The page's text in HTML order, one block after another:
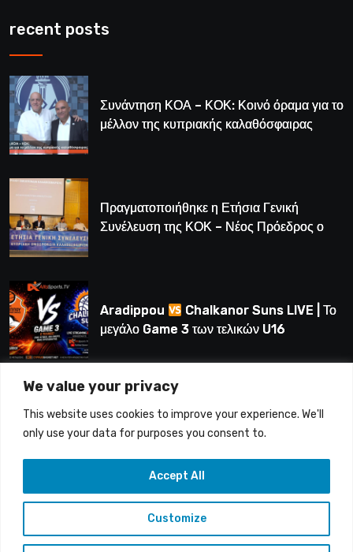
We value your privacy
This website uses cookies to improve your experience. We'll
only use your data for purposes you consent to.
Customize
Accept All
recent posts
Συνάντηση ΚΟΑ – ΚΟΚ: Κοινό όραμα για το
μέλλον της κυπριακής καλαθόσφαιρας
Πραγματοποιήθηκε η Ετήσια Γενική
Συνέλευση της ΚΟΚ – Νέος Πρόεδρος ο
Aradippou
Chalkanor Suns LIVE | Το
μεγάλο Game 3 των τελικών U16
LIVE | Ύδρα Ασφαλιστική ΕΝΑΔ vs
Άτλαντας Πάφου
Copyright © 2015-26 Alfasports TV | Production of